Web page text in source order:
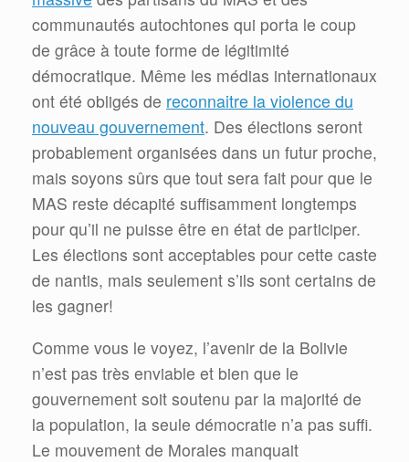
communautés autochtones qui porta le coup
de grâce à toute forme de légitimité
démocratique. Même les médias internationaux
ont été obligés de reconnaitre la violence du
nouveau gouvernement. Des élections seront
probablement organisées dans un futur proche,
mais soyons sûrs que tout sera fait pour que le
MAS reste décapité suffisamment longtemps
pour qu’il ne puisse être en état de participer.
Les élections sont acceptables pour cette caste
de nantis, mais seulement s’ils sont certains de
les gagner!
Comme vous le voyez, l’avenir de la Bolivie
n’est pas très enviable et bien que le
gouvernement soit soutenu par la majorité de
la population, la seule démocratie n’a pas suffi.
Le mouvement de Morales manquait